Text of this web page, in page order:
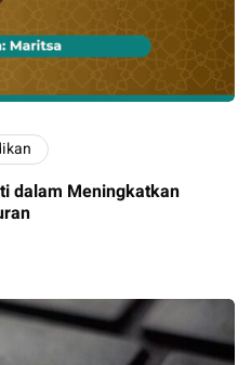
dalam Meningkatkan